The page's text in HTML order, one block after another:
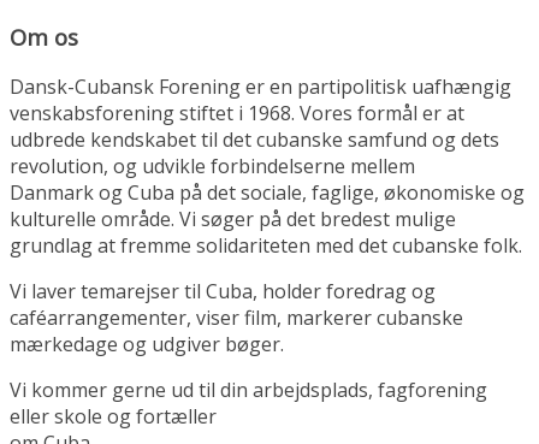
Om os
Dansk-Cubansk Forening er en partipolitisk uafhængig
venskabsforening stiftet i 1968. Vores formål er at
udbrede kendskabet til det cubanske samfund og dets
revolution, og udvikle forbindelserne mellem
Danmark og Cuba på det sociale, faglige, økonomiske og
kulturelle område. Vi søger på det bredest mulige
grundlag at fremme solidariteten med det cubanske folk.
Vi laver temarejser til Cuba, holder foredrag og
caféarrangementer, viser film, markerer cubanske
mærkedage og udgiver bøger.
Vi kommer gerne ud til din arbejdsplads, fagforening
eller skole og fortæller